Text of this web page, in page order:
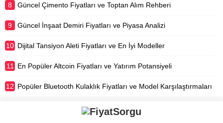
8 Güncel Çimento Fiyatları ve Toptan Alım Rehberi
9 Güncel İnşaat Demiri Fiyatları ve Piyasa Analizi
10 Dijital Tansiyon Aleti Fiyatları ve En İyi Modeller
11 En Popüler Altcoin Fiyatları ve Yatırım Potansiyeli
12 Popüler Bluetooth Kulaklık Fiyatları ve Model Karşılaştırmaları